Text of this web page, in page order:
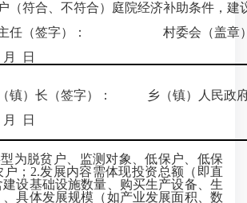
（符合、不符合）庭院经济补助条件
任（签字）： 村委会（盖章
日
镇）长（签字）： 乡（镇）人民政
日
脱贫户、监测对象、低保户、低保
；2.发展内容需体现投资总额（即直
设基础设施数量、购买生产设备、生
具体发展规模（如产业发展面积、数